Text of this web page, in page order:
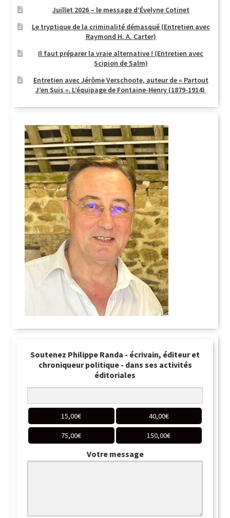
Juillet 2026 – le message d’Évelyne Cotinet
Le tryptique de la criminalité démasqué (Entretien avec
Raymond H. A. Carter)
Il faut préparer la vraie alternative ! (Entretien avec
Scipion de Salm)
Entretien avec Jérôme Verschoote, auteur de « Partout
J’en Suis ». L’équipage de Fontaine-Henry (1879-1914)
Soutenez Philippe Randa - écrivain, éditeur et
chroniqueur politique - dans ses activités
éditoriales
15,00€ 40,00€
75,00€ 150,00€
Votre message